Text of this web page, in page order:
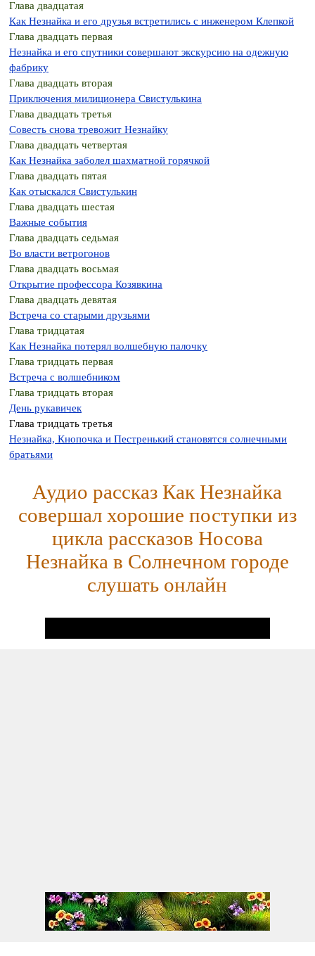
Глава двадцатая
Как Незнайка и его друзья встретились с инженером Клепкой
Глава двадцать первая
Незнайка и его спутники совершают экскурсию на одежную
фабрику
Глава двадцать вторая
Приключения милиционера Свистулькина
Глава двадцать третья
Совесть снова тревожит Незнайку
Глава двадцать четвертая
Как Незнайка заболел шахматной горячкой
Глава двадцать пятая
Как отыскался Свистулькин
Глава двадцать шестая
Важные события
Глава двадцать седьмая
Во власти ветрогонов
Глава двадцать восьмая
Открытие профессора Козявкина
Глава двадцать девятая
Встреча со старыми друзьями
Глава тридцатая
Как Незнайка потерял волшебную палочку
Глава тридцать первая
Встреча с волшебником
Глава тридцать вторая
День рукавичек
Глава тридцать третья
Незнайка, Кнопочка и Пестренький становятся солнечными
братьями
Аудио рассказ Как Незнайка
совершал хорошие поступки из
цикла рассказов Носова
Незнайка в Солнечном городе
слушать онлайн